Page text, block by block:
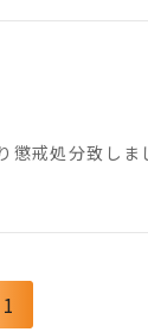
懲戒処分致し
1